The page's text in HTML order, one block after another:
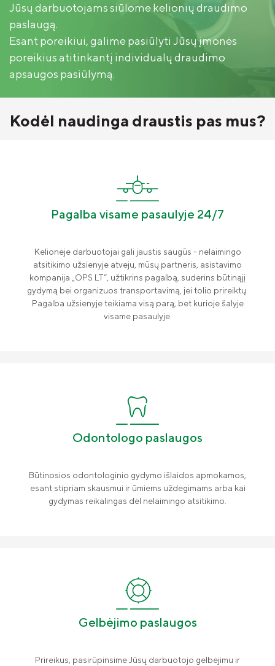
Pasėlių draudimas
Apsauga nuo politinių ir karinių rizikų
„Compensa Life“ sveikatos draudimas
„Seesam“ sveikatos draudimas verslui
Investicinis gyvybės draudimas
draudėjui
SE“ Lietuvos filialo kontaktai
Apie mus
Valdyba ir stebėtojų taryba
Teisinė informacija
Finansinė informacija
Draudimo tarpininkų sąrašas
Kokie privalumai?
Ką apdraudžiame?
Daugiau apie paslaugą
Jūsų darbuotojams siūlome kelionių draudimo
paslaugą.
Esant poreikiui, galime pasiūlyti Jūsų įmonės
poreikius atitinkantį individualų draudimo
apsaugos pasiūlymą.
Kodėl naudinga draustis pas mus?
Pagalba visame pasaulyje 24/7
Kelionėje darbuotojai gali jaustis saugūs - nelaimingo
atsitikimo užsienyje atveju, mūsų partneris, asistavimo
kompanija „OPS LT“, užtikrins pagalbą, suderins būtinąjį
gydymą bei organizuos transportavimą, jei tolio prireiktų.
Pagalba užsienyje teikiama visą parą, bet kurioje šalyje
visame pasaulyje.
Odontologo paslaugos
Būtinosios odontologinio gydymo išlaidos apmokamos,
esant stipriam skausmui ir ūmiems uždegimams arba kai
gydymas reikalingas dėl nelaimingo atsitikimo.
Gelbėjimo paslaugos
Prireikus, pasirūpinsime Jūsų darbuotojo gelbėjimu ir